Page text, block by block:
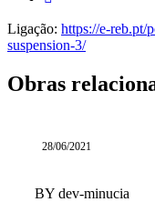
Ligação: https://e-reb.pt/
suspension-3/
Obras
28/06/2021
BY dev-minucia